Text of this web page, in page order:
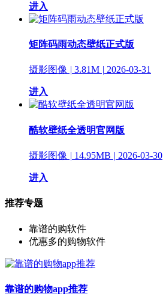
进入
矩阵码雨动态壁纸正式版
摄影图像 3.81M 2026-03-31
进入
酷软壁纸全透明官网版
摄影图像 | 14.95MB | 2026-03-30
进入
推荐专题
靠谱的购软件
优惠多的购物软件
靠谱的购物app推荐